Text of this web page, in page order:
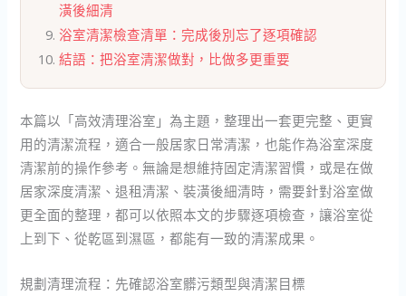
潢後細清
浴室清潔檢查清單：完成後別忘了逐項確認
結語：把浴室清潔做對，比做多更重要
本篇以「高效清理浴室」為主題，整理出一套更完整、更實
用的清潔流程，適合一般居家日常清潔，也能作為浴室深度
清潔前的操作參考。無論是想維持固定清潔習慣，或是在做
居家深度清潔、退租清潔、裝潢後細清時，需要針對浴室做
更全面的整理，都可以依照本文的步驟逐項檢查，讓浴室從
上到下、從乾區到濕區，都能有一致的清潔成果。
規劃清理流程：先確認浴室髒污類型與清潔目標